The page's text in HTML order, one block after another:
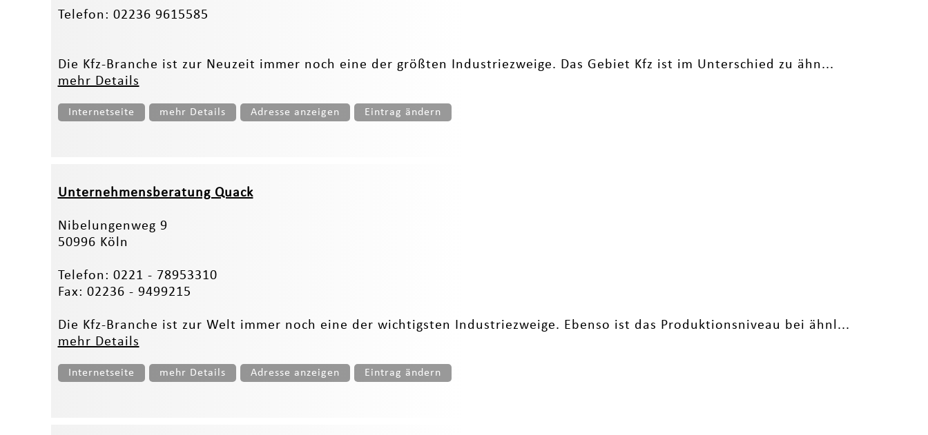
Telefon: 02236 9615585
Die Kfz-Branche ist zur Neuzeit immer noch eine der größten Industriezweige. Das Gebiet Kfz ist im Unterschied zu ähn...
mehr Details
Internetseite mehr Details Adresse anzeigen Eintrag ändern
Unternehmensberatung Quack
Nibelungenweg 9
50996 Köln
Telefon: 0221 - 78953310
Fax: 02236 - 9499215
Die Kfz-Branche ist zur Welt immer noch eine der wichtigsten Industriezweige. Ebenso ist das Produktionsniveau bei ähnl...
mehr Details
Internetseite mehr Details Adresse anzeigen Eintrag ändern